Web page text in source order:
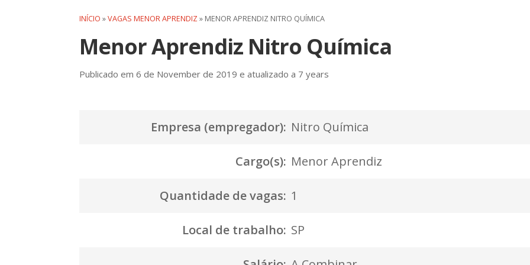
INÍCIO »VAGAS MENOR APRENDIZ» MENOR APRENDIZ NITRO QUÍMICA
Menor Aprendiz Nitro Química
Publicado em 6 de November de 2019 e atualizado a 7 years
Empresa (empregador): Nitro Química
Cargo(s): Menor Aprendiz
Quantidade de vagas: 1
Local de trabalho: SP